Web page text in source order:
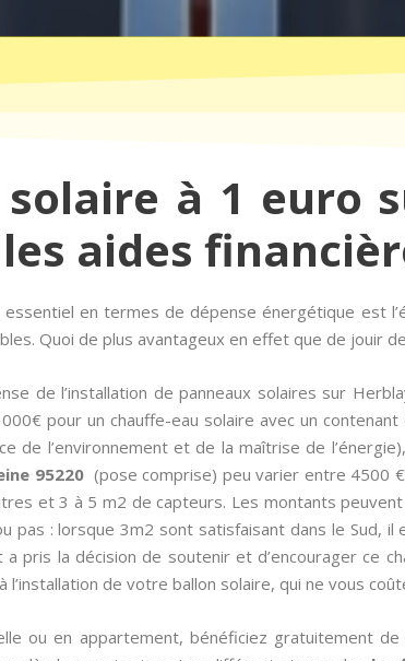
à 1 euro
les aides
essentiel en termes de dépense énergétique est
Quoi de plus avantageux en effet que de jouir
de l’installation de panneaux solaires sur
pour un chauffe-eau solaire avec un
de l’environnement et de la maîtrise de
95220(pose comprise) peu varier entre 4500
et 3 à 5 m2 de capteurs. Les montants
pas : lorsque 3m2 sont satisfaisant dans le Sud,
a pris la décision de soutenir et d’encourager ce
l’installation de votre ballon solaire, qui ne vous
ou en appartement, bénéficiez gratuitement